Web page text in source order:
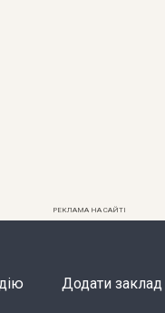
РЕКЛАМА НА САЙТІ
Додати заклад